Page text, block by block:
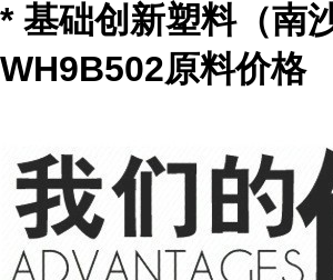
* 基础创新塑料（南
WH9B502原料价格